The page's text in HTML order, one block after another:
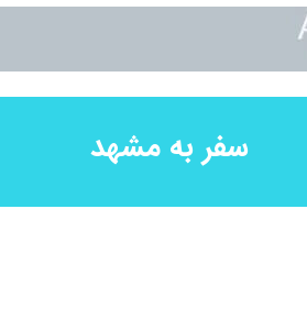
سفر به مشهد